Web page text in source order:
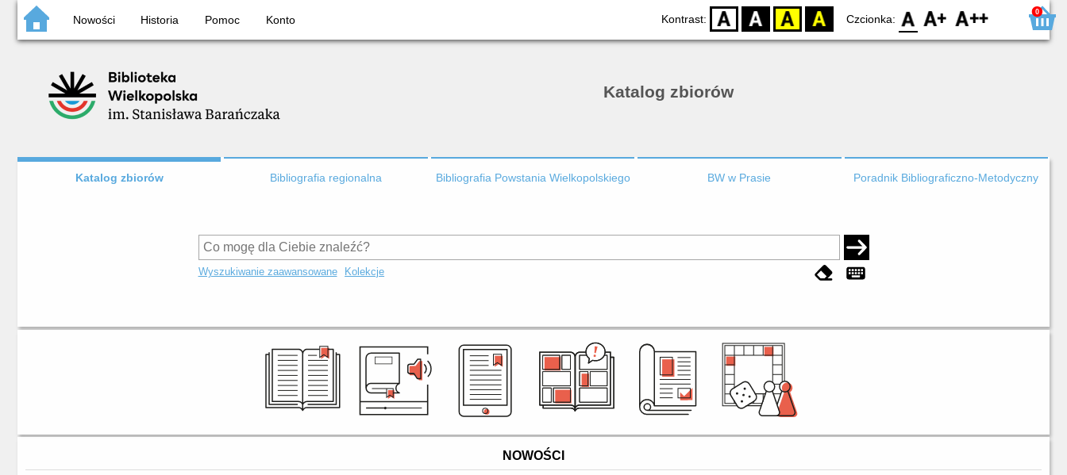
Nowości Historia Pomoc Konto Kontrast: D BW YB BY Czcionka: F0 F1 F2 0
Katalog zbiorów
Katalog zbiorów Bibliografia regionalna Bibliografia Powstania Wielkopolskiego BW w Prasie Poradnik Bibliograficzno-Metodyczny
Wyszukiwanie zaawansowane Kolekcje
NOWOŚCI